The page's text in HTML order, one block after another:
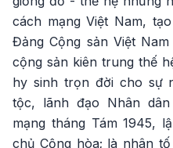
cách mạng Việt Nam,
Đảng Cộng sản Việt
cộng sản kiên trung thế
hy sinh trọn đời cho sự
tộc, lãnh đạo Nhân
mạng tháng Tám 1945,
chủ Cộng hòa; là nhân